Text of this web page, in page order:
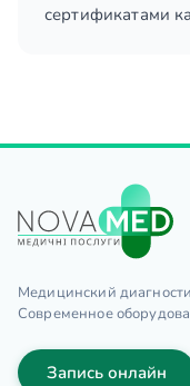
сертификатами
Медицинский
Современное
Запись онлайн